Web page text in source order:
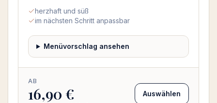
herzhaft und süß
im nächsten Schritt anpassbar
Menüvorschlag ansehen
AB
16,90 € Auswählen